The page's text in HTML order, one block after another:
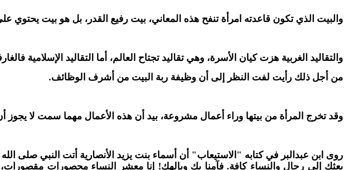
والبيت الذي تكون قاعدته امرأة تنفح هذه المعاني، بيت رفيع القدر، بل هو بيت يحتوي
والتقاليد الغربية هزت كيان الأسرة، وهي تقاليد تجتاح العالم، أما التقاليد الإسلامية
من أجل ذلك رأيت لفت النظر إلى أن وظيفة ربة البيت من أشرف الوظائف.
وقد تخرج المرأة من بيتها وراء أعمال مشروعة، بيد أن هذه الأعمال مهما سمت لا يجوز
روى ابن عبدالبر في كتابه "الاستيعاب" أن أسماء بنت يزيد الأنصارية أتت النبي صلى
بعثك إلى رجال والنساء كافة. فآمنا بك وبإلهك! إنا معشر النساء محصورات